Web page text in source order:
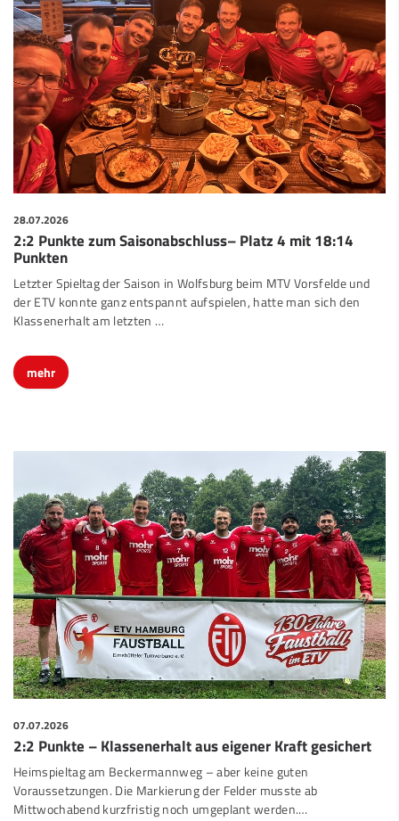
28.07.2026
2:2 Punkte zum Saisonabschluss– Platz 4 mit 18:14
Punkten
Letzter Spieltag der Saison in Wolfsburg beim MTV Vorsfelde und
der ETV konnte ganz entspannt aufspielen, hatte man sich den
Klassenerhalt am letzten …
mehr
07.07.2026
2:2 Punkte – Klassenerhalt aus eigener Kraft gesichert
Heimspieltag am Beckermannweg – aber keine guten
Voraussetzungen. Die Markierung der Felder musste ab
Mittwochabend kurzfristig noch umgeplant werden.…